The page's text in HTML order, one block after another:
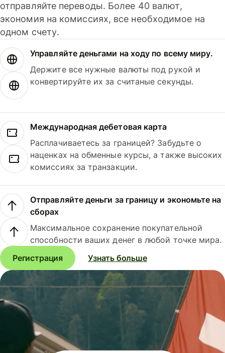
отправляйте переводы. Более 40 валют,
экономия на комиссиях, все необходимое на
одном счету.
Управляйте деньгами на ходу по всему миру.
Держите все нужные валюты под рукой и
конвертируйте их за считаные секунды.
Международная дебетовая карта
Расплачиваетесь за границей? Забудьте о
наценках на обменные курсы, а также высоких
комиссиях за транзакции.
Отправляйте деньги за границу и экономьте на
сборах
Максимальное сохранение покупательной
способности ваших денег в любой точке мира.
Регистрация
Узнать больше